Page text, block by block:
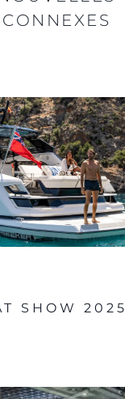
CONNEXES
SHOW 2025